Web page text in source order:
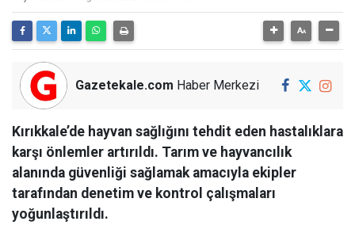
Gazetekale.com Haber Merkezi
Kırıkkale’de hayvan sağlığını tehdit eden hastalıklara
karşı önlemler artırıldı. Tarım ve hayvancılık
alanında güvenliği sağlamak amacıyla ekipler
tarafından denetim ve kontrol çalışmaları
yoğunlaştırıldı.